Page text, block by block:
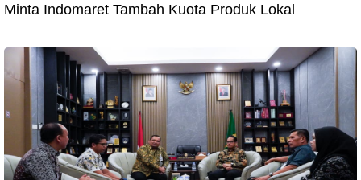
Minta Indomaret Tambah Kuota Produk Lokal